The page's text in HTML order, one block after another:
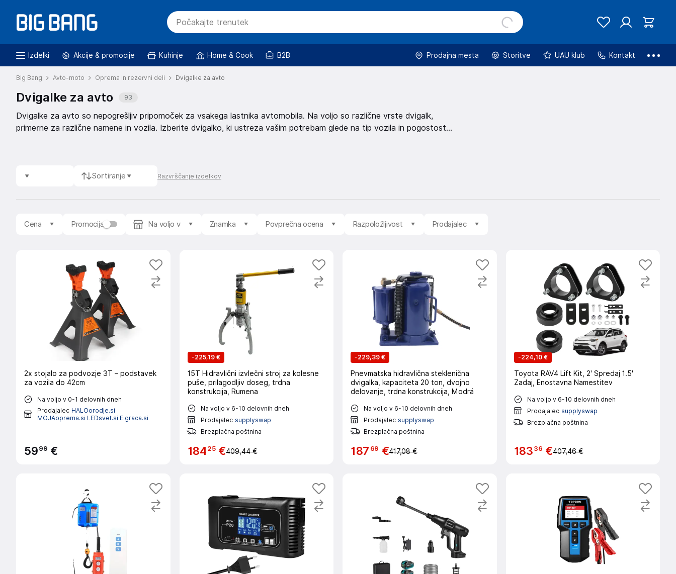
Izdelki Akcije & promocije Kuhinje Home & Cook B2B Prodajna mesta Storitve UAU klub Kontakt
Big Bang Avto-moto Oprema in rezervni deli Dvigalke za avto
Dvigalke za avto 93
Dvigalke za avto so nepogrešljiv pripomoček za vsakega lastnika avtomobila. Na voljo so različne vrste dvigalk,
primerne za različne namene in vozila. Izberite dvigalko, ki ustreza vašim potrebam glede na tip vozila in pogostost
Sortiranje Razvrščanje izdelkov
Cena Promocija Na voljo v Znamka Povprečna ocena Razpoložljivost Prodajalec
2x stojalo za podvozje 3T – podstavek
za vozila do 42cm
Na voljo v 0-1 delovnih dneh
Prodajalec HALOorodje.si
MOJAoprema.si LEDsvet.si Eigraca.si
5999 €
-225,19 €
15T Hidravlični izvlečni stroj za kolesne
puše, prilagodljiv doseg, trdna
konstrukcija, Rumena
Na voljo v 6-10 delovnih dneh
Prodajalec supplyswap
Brezplačna poštnina
18425 €409,44 €
-229,39 €
Pnevmatska hidravlična steklenična
dvigalka, kapaciteta 20 ton, dvojno
delovanje, trdna konstrukcija, Modrá
Na voljo v 6-10 delovnih dneh
Prodajalec supplyswap
Brezplačna poštnina
187 69 €417,08 €
-224,10 €
Toyota RAV4 Lift Kit, 2' Spredaj 1.5'
Zadaj, Enostavna Namestitev
Na voljo v 6-10 delovnih dneh
Prodajalec supplyswap
Brezplačna poštnina
18336 €407,46 €